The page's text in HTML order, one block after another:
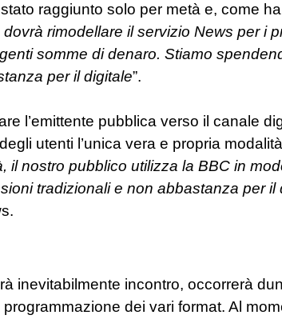
raggiunto solo per metà e, come
dovrà rimodellare il servizio News per i
somme di denaro. Stiamo
per il digitale”.
l’emittente pubblica verso il canale
utenti l’unica vera e propria
il nostro pubblico utilizza la BBC in
tradizionali e non abbastanza per il
inevitabilmente incontro, occorrerà
dei vari format. Al